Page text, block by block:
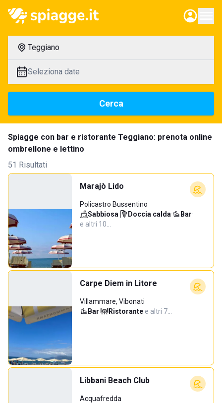
Teggiano
Seleziona date
Cerca
Spiagge con bar e ristorante Teggiano: prenota online
ombrellone e lettino
51 Risultati
Marajò Lido
Policastro Bussentino
Sabbiosa· Doccia calda· Bar·
e altri 10…
Carpe Diem in Litore
Villammare, Vibonati
Bar· Ristorante·e altri 7…
Libbani Beach Club
Acquafredda